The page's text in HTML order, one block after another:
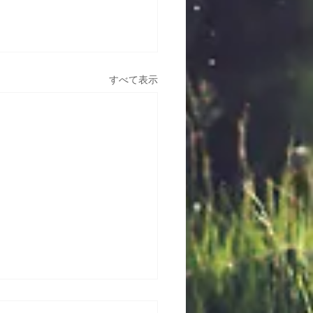
すべて表示